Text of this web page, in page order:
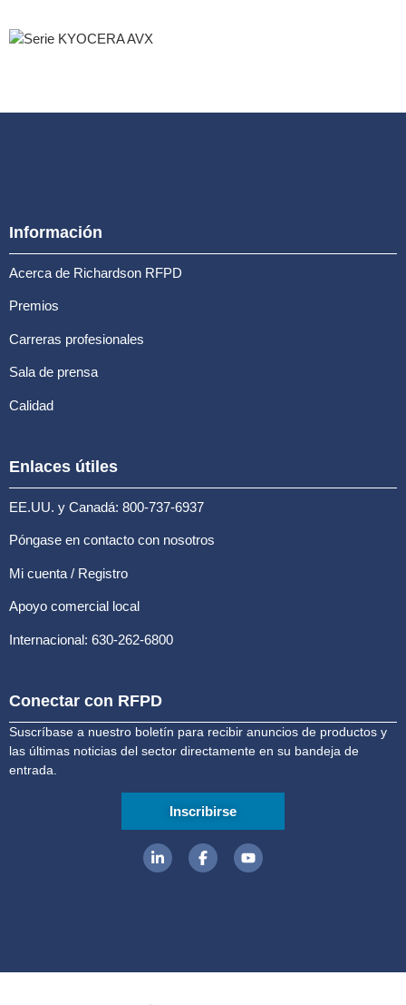
Información
Acerca de Richardson RFPD
Premios
Carreras profesionales
Sala de prensa
Calidad
Enlaces útiles
EE.UU. y Canadá: 800-737-6937
Póngase en contacto con nosotros
Mi cuenta / Registro
Apoyo comercial local
Internacional: 630-262-6800
Conectar con RFPD
Suscríbase a nuestro boletín para recibir anuncios de productos y
las últimas noticias del sector directamente en su bandeja de
entrada.
Inscribirse